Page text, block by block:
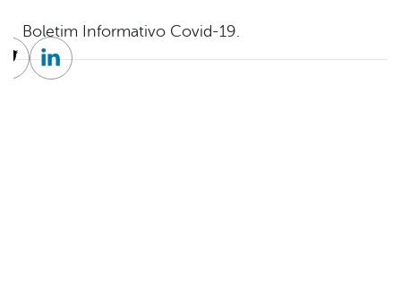
Boletim Informativo Covid-19.
TwitterLinkedin